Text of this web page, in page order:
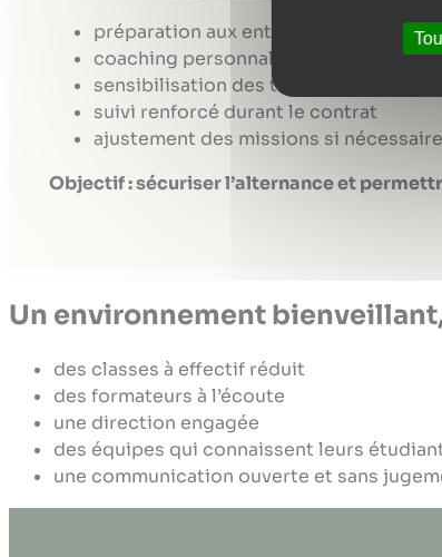
préparation aux entretiens adaptée
coaching personnalisé
sensibilisation des tuteurs
suivi renforcé durant le contrat
ajustement des missions si nécessaire
Objectif : sécuriser l’alternance et
Un environnement
des classes à effectif réduit
des formateurs à l’écoute
une direction engagée
des équipes qui connaissent leurs
une communication ouverte et sans